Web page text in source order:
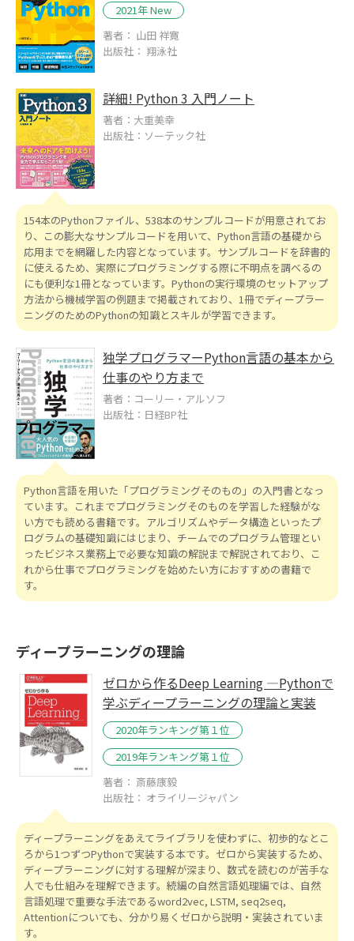
2021年 New
著者： 山田 祥寛
出版社： 翔泳社
詳細! Python 3 入門ノート
著者：大重美幸
出版社：ソーテック社
154本のPythonファイル、538本のサンプルコードが用意されてお
り、この膨大なサンプルコードを用いて、Python言語の基礎から
応用までを網羅した内容となっています。サンプルコードを辞書的
に使えるため、実際にプログラミングする際に不明点を調べるの
にも便利な1冊となっています。Pythonの実行環境のセットアップ
方法から機械学習の例題まで掲載されており、1冊でディープラー
ニングのためのPythonの知識とスキルが学習できます。
独学プログラマーPython言語の基本から
仕事のやり方まで
著者：コーリー・アルソフ
出版社：日経BP社
Python言語を用いた「プログラミングそのもの」の入門書となっ
ています。これまでプログラミングそのものを学習した経験がな
い方でも読める書籍です。アルゴリズムやデータ構造といったプ
ログラムの基礎知識にはじまり、チームでのプログラム管理とい
ったビジネス業務上で必要な知識の解説まで解説されており、こ
れから仕事でプログラミングを始めたい方におすすめの書籍で
す。
ディープラーニングの理論
ゼロから作るDeep Learning ―Pythonで
学ぶディープラーニングの理論と実装
2020年ランキング第１位
2019年ランキング第１位
著者： 斎藤康毅
出版社： オライリージャパン
ディープラーニングをあえてライブラリを使わずに、初歩的なとこ
ろから1つずつPythonで実装する本です。ゼロから実装するため、
ディープラーニングに対する理解が深まり、数式を読むのが苦手な
人でも仕組みを理解できます。続編の自然言語処理編では、自然
言語処理で重要な手法であるword2vec, LSTM, seq2seq,
Attentionについても、分かり易くゼロから説明・実装されていま
す。